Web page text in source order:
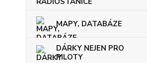
MAPY, DATABÁZE
DÁRKY NEJEN PRO
PILOTY